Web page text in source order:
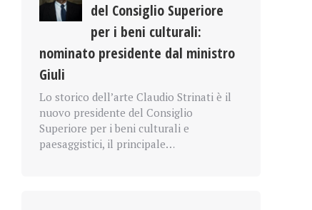
del Consiglio Superiore
per i beni culturali:
nominato presidente dal ministro
Giuli
Lo storico dell’arte Claudio Strinati è il
nuovo presidente del Consiglio
Superiore per i beni culturali e
paesaggistici, il principale…